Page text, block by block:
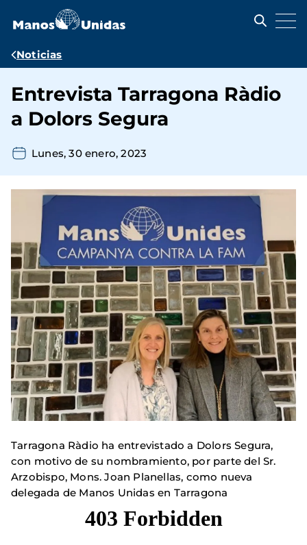
contenido
Ruta
navegación
Noticias
Entrevista Tarragona Ràdio
a Dolors Segura
Lunes, 30 enero, 2023
Tarragona Ràdio ha entrevistado a Dolors Segura,
con motivo de su nombramiento, por parte del Sr.
Arzobispo, Mons. Joan Planellas, como nueva
delegada de Manos Unidas en Tarragona